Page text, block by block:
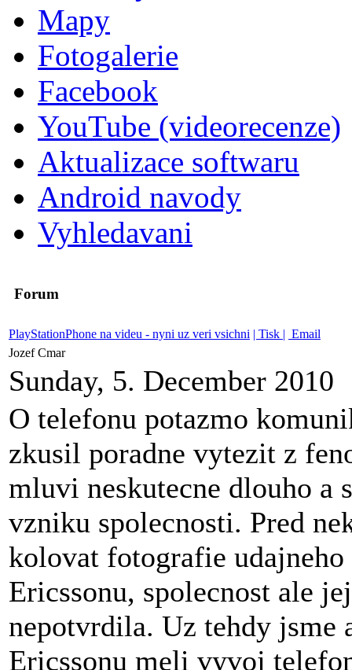
Mapy
Fotogalerie
Facebook
YouTube (videorecenze)
Aktualizace softwaru
Android navody
Vyhledavani
Forum
PlayStationPhone na videu - nyni uz veri vsichni | Tisk | Email
Jozef Cmar
Sunday, 5. December 2010
O telefonu potazmo
zkusil poradne vytezit z
mluvi neskutecne dlouho a
vzniku spolecnosti. Pred
kolovat fotografie
Ericssonu, spolecnost ale
nepotvrdila. Uz tehdy jsme
Ericssonu meli vyvoj